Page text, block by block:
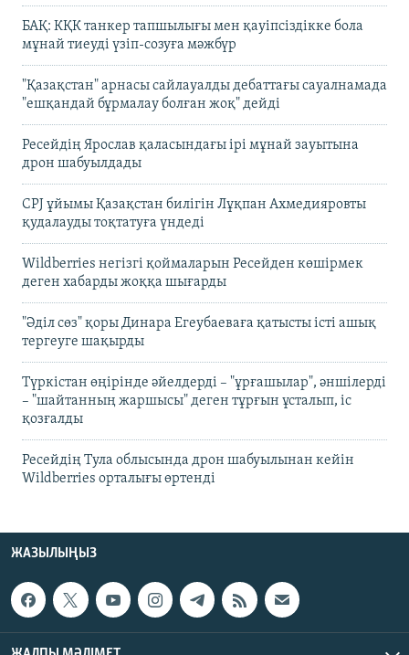
БАҚ: КҚК танкер тапшылығы мен қауіпсіздікке бола
мұнай тиеуді үзіп-созуға мәжбүр
"Қазақстан" арнасы сайлауалды дебаттағы сауалнамада
"ешқандай бұрмалау болған жоқ" дейді
Ресейдің Ярослав қаласындағы ірі мұнай зауытына
дрон шабуылдады
CPJ ұйымы Қазақстан билігін Лұқпан Ахмедияровты
қудалауды тоқтатуға үндеді
Wildberries негізгі қоймаларын Ресейден көшірмек
деген хабарды жоққа шығарды
"Әділ сөз" қоры Динара Егеубаеваға қатысты істі ашық
тергеуге шақырды
Түркістан өңірінде әйелдерді – "ұрғашылар", әншілерді
– "шайтанның жаршысы" деген тұрғын ұсталып, іс
қозғалды
Ресейдің Тула облысында дрон шабуылынан кейін
Wildberries орталығы өртенді
ЖАЗЫЛЫҢЫЗ